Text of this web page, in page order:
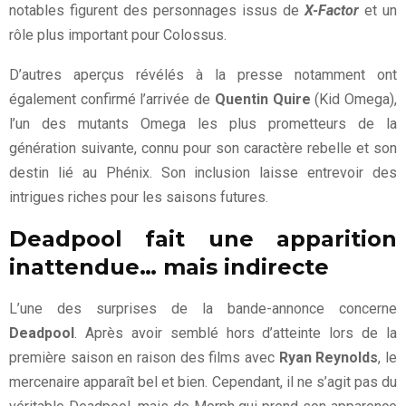
notables figurent des personnages issus deX-Factor et un
rôle plus important pour Colossus.
D’autres aperçus révélés à la presse notamment ont
également confirmé l’arrivée de Quentin Quire (Kid Omega),
l’un des mutants Omega les plus prometteurs de la
génération suivante, connu pour son caractère rebelle et son
destin lié au Phénix. Son inclusion laisse entrevoir des
intrigues riches pour les saisons futures.
Deadpool fait une apparition
inattendue… mais indirecte
L’une des surprises de la bande-annonce concerne
Deadpool. Après avoir semblé hors d’atteinte lors de la
première saison en raison des films avec Ryan Reynolds, le
mercenaire apparaît bel et bien. Cependant, il ne s’agit pas du